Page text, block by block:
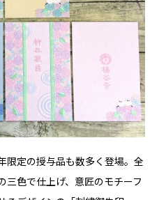
限定の授与品も数多く登場。全
三色で仕上げ、意匠のモチーフ